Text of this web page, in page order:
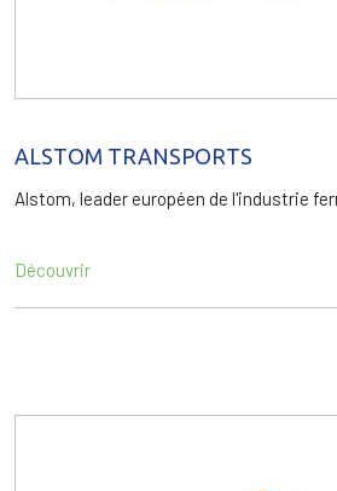
ALSTOM TRANSPORTS
Alstom, leader européen de l'industrie
Découvrir